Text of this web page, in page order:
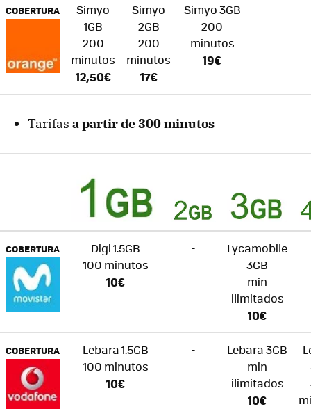
COBERTURA
Simyo
1GB
200
minutos
12,50€
Simyo
2GB
200
minutos
17€
Simyo 3GB
200
minutos
19€
-
Tarifas a partir de 300 minutos
COBERTURA
Digi 1.5GB
100 minutos
10€
-
Lycamobile
3GB
min
ilimitados
10€
COBERTURA
Lebara 1.5GB
100 minutos
10€
-
Lebara 3GB
min
ilimitados
10€